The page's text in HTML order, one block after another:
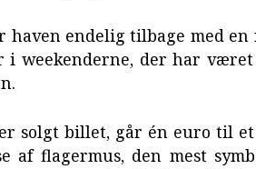
haven endelig tilbage med
i weekenderne, der har
solgt billet, går én euro til
af flagermus, den mest